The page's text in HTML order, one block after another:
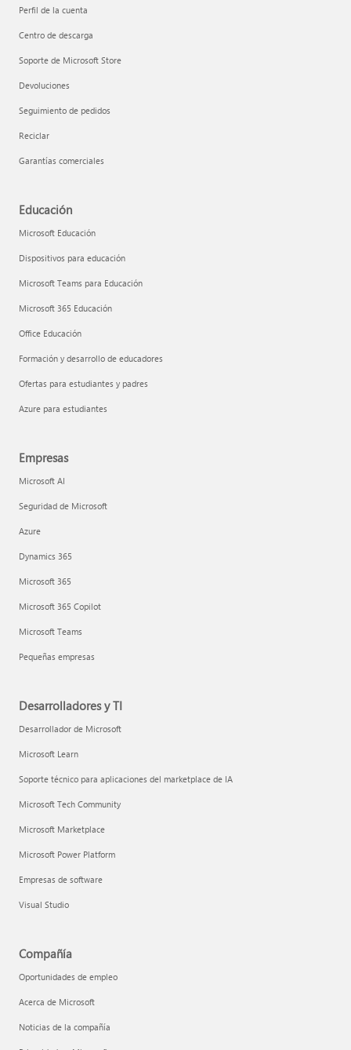
Perfil de la cuenta
Centro de descarga
Soporte de Microsoft Store
Devoluciones
Seguimiento de pedidos
Reciclar
Garantías comerciales
Educación
Microsoft Educación
Dispositivos para educación
Microsoft Teams para Educación
Microsoft 365 Educación
Office Educación
Formación y desarrollo de educadores
Ofertas para estudiantes y padres
Azure para estudiantes
Empresas
Microsoft AI
Seguridad de Microsoft
Azure
Dynamics 365
Microsoft 365
Microsoft 365 Copilot
Microsoft Teams
Pequeñas empresas
Desarrolladores y TI
Desarrollador de Microsoft
Microsoft Learn
Soporte técnico para aplicaciones del marketplace de IA
Microsoft Tech Community
Microsoft Marketplace
Microsoft Power Platform
Empresas de software
Visual Studio
Compañía
Oportunidades de empleo
Acerca de Microsoft
Noticias de la compañía